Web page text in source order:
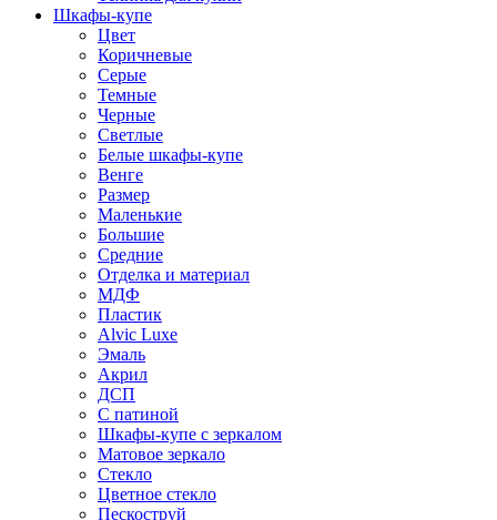
Шкафы-купе
Цвет
Коричневые
Серые
Темные
Черные
Светлые
Белые шкафы-купе
Венге
Размер
Маленькие
Большие
Средние
Отделка и материал
МДФ
Пластик
Alvic Luxe
Эмаль
Акрил
ДСП
С патиной
Шкафы-купе с зеркалом
Матовое зеркало
Стекло
Цветное стекло
Пескоструй